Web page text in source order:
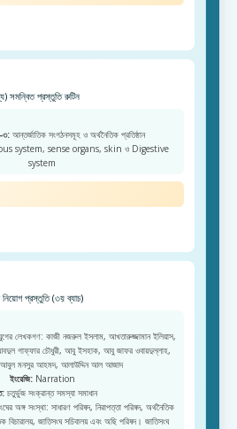
সমন্বিত প্রস্তুতি রুটিন
৩: আন্তর্জাতিক সংগঠনসমূহ ও অর্থনৈতিক প্রতিষ্ঠান
system, sense organs, skin ও Digestive
system
নিয়োগ প্রস্তুতি (৩য় ব্যাচ)
লেখকগণ: কাজী নজরুল ইসলাম, আখতারুজ্জামান ইলিয়াস,
গাফ্ফার চৌধুরী, আবু ইসহাক, আবু জাফর ওবায়দুল্লাহ,
মনসুর আহমদ, আলাউদ্দিন আল আজাদ
ইংরেজি:Narration
চতুর্ভুজ সংক্রান্ত সমস্যা সমাধান
অঙ্গ সংস্থা: সাধারণ পরিষদ, নিরাপত্তা পরিষদ, অর্থনৈতিক
বিচারালয়, জাতিসংঘ সচিবালয় এবং অছি পরিষদ। জাতিসংঘ